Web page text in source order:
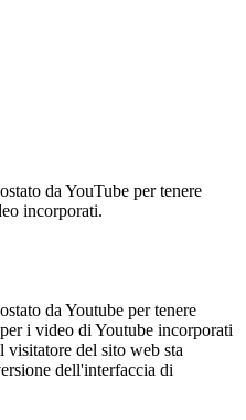
da YouTube per tenere
incorporati.
da Youtube per tenere
i video di Youtube incorporati
visitatore del sito web sta
dell'interfaccia di